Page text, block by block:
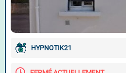
HYPNOTIK21